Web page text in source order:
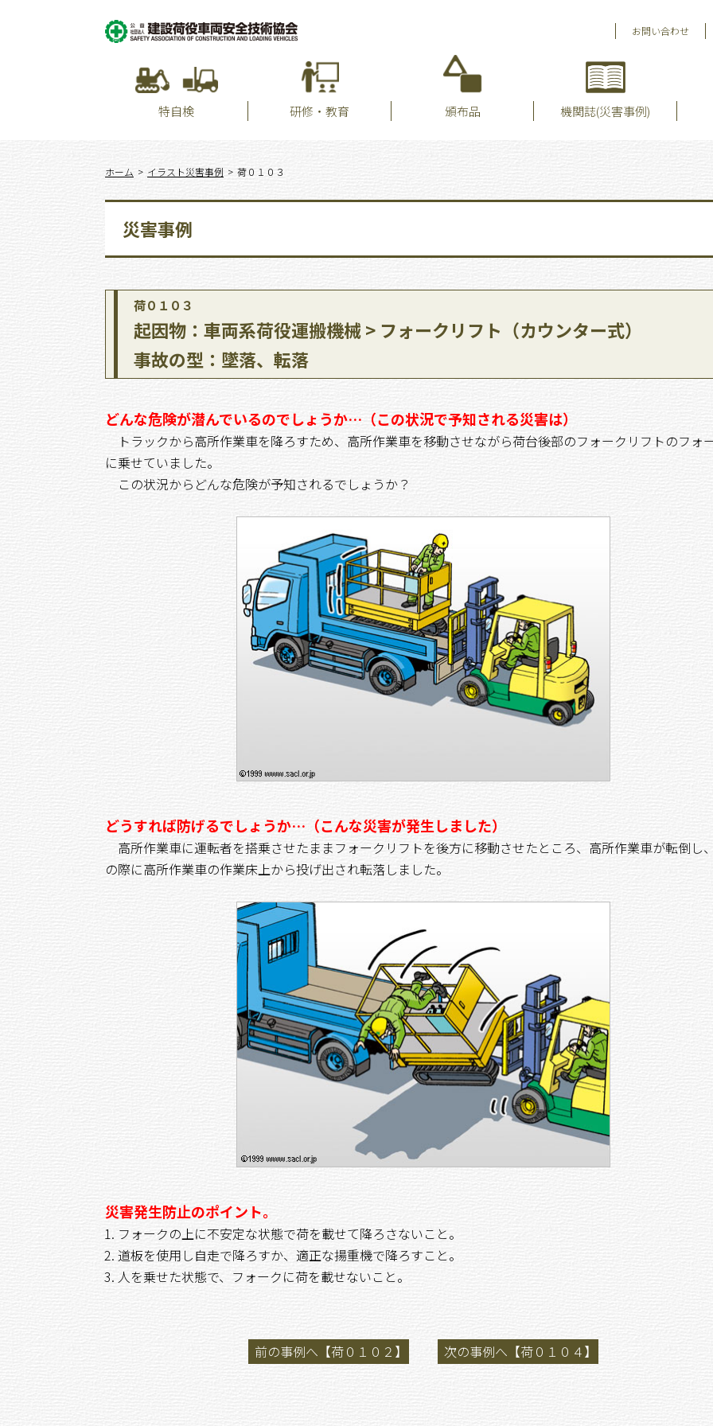
お問い合わせ
特自検 研修・教育 頒布品 機関誌(災害事例)
ホーム イラスト災害事例 荷０１０３
災害事例
荷０１０３
起因物：車両系荷役運搬機械 > フォークリフト（カウンター式）
事故の型：墜落、転落
どんな危険が潜んでいるのでしょうか…（この状況で予知される災害は）
トラックから高所作業車を降ろすため、高所作業車を移動させながら荷台後部のフォークリフトのフォ
に乗せていました。
この状況からどんな危険が予知されるでしょうか？
どうすれば防げるでしょうか…（こんな災害が発生しました）
高所作業車に運転者を搭乗させたままフォークリフトを後方に移動させたところ、高所作業車が転倒し
の際に高所作業車の作業床上から投げ出され転落しました。
災害発生防止のポイント。
フォークの上に不安定な状態で荷を載せて降ろさないこと。
道板を使用し自走で降ろすか、適正な揚重機で降ろすこと。
人を乗せた状態で、フォークに荷を載せないこと。
前の事例へ【荷０１０２】 次の事例へ【荷０１０４】